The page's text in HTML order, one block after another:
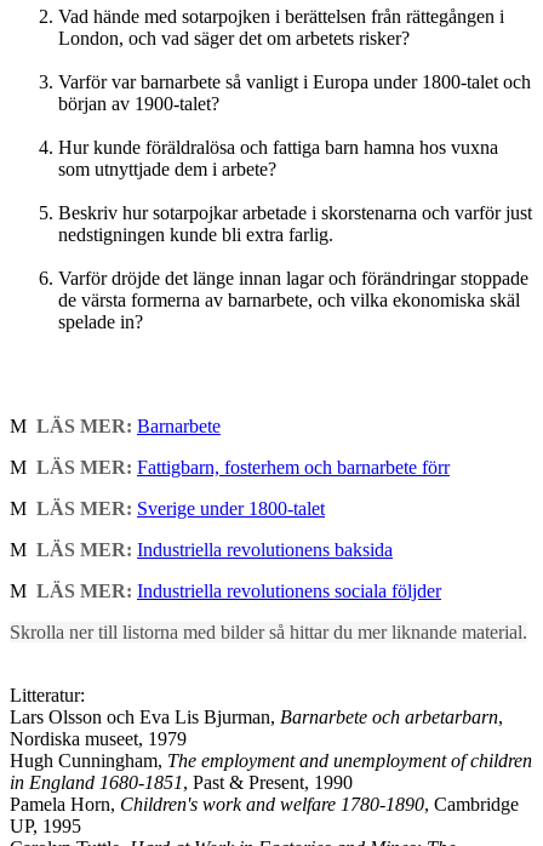
Vad hände med sotarpojken i berättelsen från rättegången i
London, och vad säger det om arbetets risker?
Varför var barnarbete så vanligt i Europa under 1800-talet och
början av 1900-talet?
Hur kunde föräldralösa och fattiga barn hamna hos vuxna
som utnyttjade dem i arbete?
Beskriv hur sotarpojkar arbetade i skorstenarna och varför just
nedstigningen kunde bli extra farlig.
Varför dröjde det länge innan lagar och förändringar stoppade
de värsta formerna av barnarbete, och vilka ekonomiska skäl
spelade in?
M LÄS MER: Barnarbete
M LÄS MER: Fattigbarn, fosterhem och barnarbete förr
M LÄS MER: Sverige under 1800-talet
M LÄS MER: Industriella revolutionens baksida
M LÄS MER: Industriella revolutionens sociala följder
Skrolla ner till listorna med bilder så hittar du mer liknande material.
Litteratur:
Lars Olsson och Eva Lis Bjurman, Barnarbete och arbetarbarn,
Nordiska museet, 1979
Hugh Cunningham, The employment and unemployment of children
in England 1680-1851, Past & Present, 1990
Pamela Horn, Children's work and welfare 1780-1890, Cambridge
UP, 1995